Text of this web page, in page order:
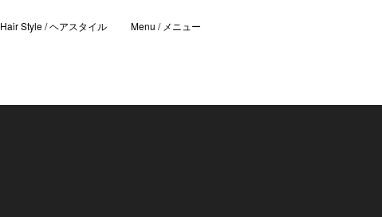
Hair Style / ヘアスタイル Menu / メニュー